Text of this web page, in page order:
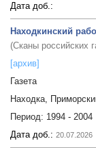
Дата доб.:
Находкинский
(Сканы российских
[архив]
Газета
Находка,
Период: 1994 - 2004
Дата доб.: 20.07.2026